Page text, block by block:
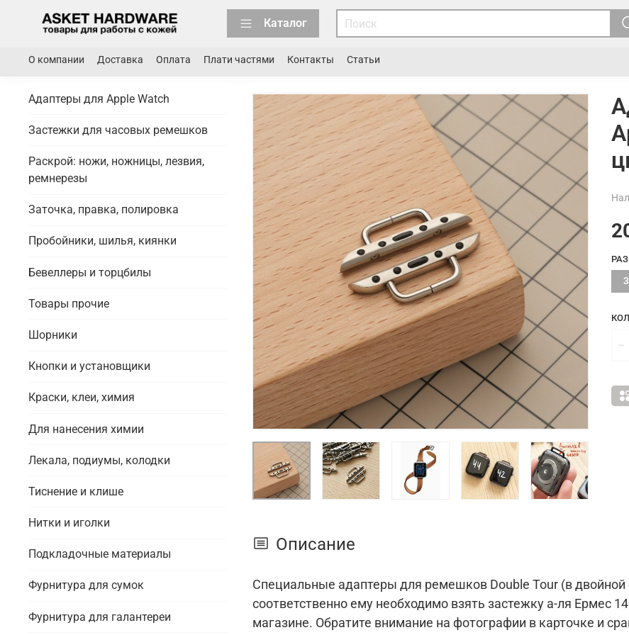
Каталог
О компании Доставка Оплата Плати частями Контакты Статьи
Описание
Специальные адаптеры для ремешков Double Tour (в
соответственно ему необходимо взять застежку а-ля Ермес
магазине. Обратите внимание на фотографии в карточке и
Адаптеры для Apple Watch
Застежки для часовых ремешков
Раскрой: ножи, ножницы, лезвия,
ремнерезы
Заточка, правка, полировка
Пробойники, шилья, киянки
Бевеллеры и торцбилы
Товары прочие
Шорники
Кнопки и установщики
Краски, клеи, химия
Для нанесения химии
Лекала, подиумы, колодки
Тиснение и клише
Нитки и иголки
Подкладочные материалы
Фурнитура для сумок
Фурнитура для галантереи